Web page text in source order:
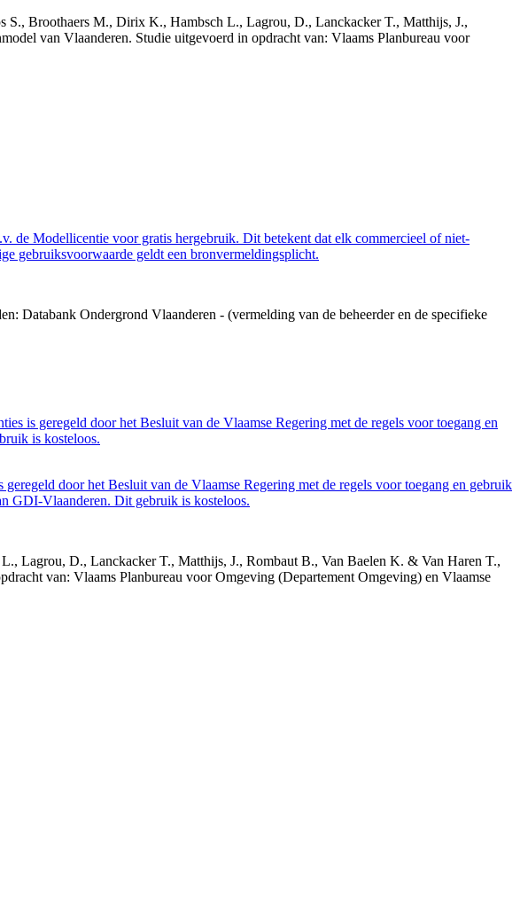
S., Broothaers M., Dirix K., Hambsch L., Lagrou, D., Lanckacker T., Matthijs, J.,
van Vlaanderen. Studie uitgevoerd in opdracht van: Vlaams Planbureau voor
de Modellicentie voor gratis hergebruik. Dit betekent dat elk commercieel of niet-
gebruiksvoorwaarde geldt een bronvermeldingsplicht.
Databank Ondergrond Vlaanderen - (vermelding van de beheerder en de specifieke
is geregeld door het Besluit van de Vlaamse Regering met de regels voor toegang en
is kosteloos.
door het Besluit van de Vlaamse Regering met de regels voor toegang en gebruik
GDI-Vlaanderen. Dit gebruik is kosteloos.
Lagrou, D., Lanckacker T., Matthijs, J., Rombaut B., Van Baelen K. & Van Haren T.,
van: Vlaams Planbureau voor Omgeving (Departement Omgeving) en Vlaamse